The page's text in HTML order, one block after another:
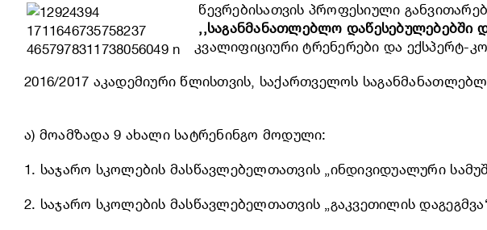
წევრებისათვის პროფესიული
,,საგანმანათლებლო დაწესებულებებში
კვალიფიციური ტრენერები და ექსპერტ-
2016/2017 აკადემიური წლისთვის, საქართველოს
ა) მოამზადა 9 ახალი სატრენინგო მოდული:
1. საჯარო სკოლების მასწავლებელთათვის „ინდივიდუალური
2. საჯარო სკოლების მასწავლებელთათვის „გაკვეთილის